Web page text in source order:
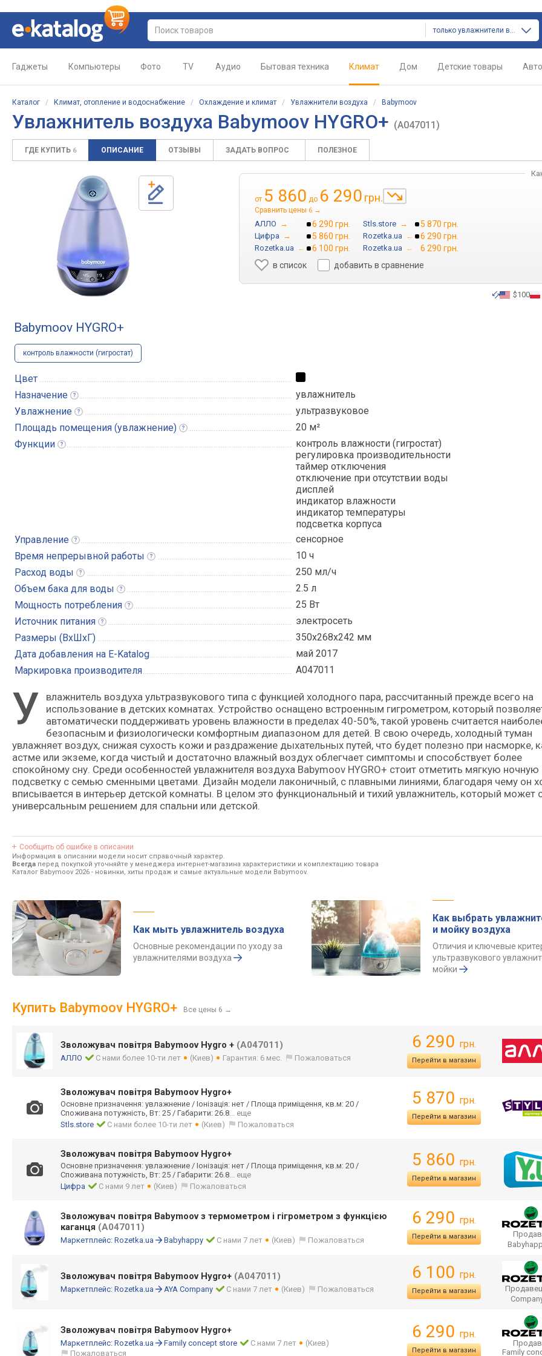
только увлажнители воздуха
Гаджеты Компьютеры Фото TV Аудио Бытовая техника Климат Дом Детские товары Авто
Каталог / Климат, отопление и водоснабжение / Охлаждение и климат / Увлажнители воздуха / Babymoov
Увлажнитель воздуха Babymoov HYGRO+ (A047011)
ГДЕ КУПИТЬ 6 ОПИСАНИЕ ОТЗЫВЫ ЗАДАТЬ ВОПРОС ПОЛЕЗНОЕ
от 5 860 до 6 290 грн.
Сравнить цены 6 →
АЛЛО → 6 290 грн. Stls.store → 5 870 грн.
Цифра → 5 860 грн. Rozetka.ua → 6 290 грн.
Rozetka.ua → 6 100 грн. Rozetka.ua →
6 290 грн.
в список
добавить в сравнение
$100
Babymoov HYGRO+
контроль влажности (гигростат)
Цвет
Назначение
увлажнитель
Увлажнение
ультразвуковое
Площадь помещения (увлажнение)
20 м²
Функции
контроль влажности (гигростат)
регулировка производительности
таймер отключения
отключение при отсутствии воды
дисплей
индикатор влажности
индикатор температуры
подсветка корпуса
Управление
сенсорное
Время непрерывной работы
10 ч
Расход воды
250 мл/ч
Объем бака для воды
2.5 л
Мощность потребления
25 Вт
Источник питания
электросеть
Размеры (ВхШхГ)
350x268x242 мм
Дата добавления на E-Katalog
май 2017
Маркировка производителя
A047011
У
влажнитель воздуха ультразвукового типа с функцией холодного пара, рассчитанный прежде всего на
использование в детских комнатах. Устройство оснащено встроенным гигрометром, который
автоматически поддерживать уровень влажности в пределах 40-50%, такой уровень считается
безопасным и физиологически комфортным диапазоном для детей. В свою очередь, холодный туман
увлажняет воздух, снижая сухость кожи и раздражение дыхательных путей, что будет полезно при насморке,
астме или экземе, когда чистый и достаточно влажный воздух облегчает симптомы и способствует более
спокойному сну. Среди особенностей увлажнителя воздуха Babymoov HYGRO+ стоит отметить мягкую ночную
подсветку с семью сменными цветами. Дизайн модели лаконичный, с плавными линиями, благодаря чему он
вписывается в интерьер детской комнаты. В целом это функциональный и тихий увлажнитель, который может
универсальным решением для спальни или детской.
Сообщить об ошибке в описании
Информация в описании модели носит справочный характер.
Всегда перед покупкой уточняйте у менеджера интернет-магазина характеристики и комплектацию товара
Каталог Babymoov 2026 - новинки, хиты продаж и самые актуальные модели Babymoov.
Как мыть увлажнитель воздуха
Основные рекомендации по уходу за
увлажнителями воздуха
Как выбрать
и мойку воздуха
Отличия и ключевые
ультразвукового
мойки
Купить Babymoov HYGRO+ Все цены 6 →
Зволожувач повітря Babymoov Hygro + (A047011)
АЛЛО С нами более 10-ти лет (Киев) Гарантия: 6 мес. Пожаловаться
6 290 грн.
Перейти в магазин
Зволожувач повітря Babymoov Hygro+
Основне призначення: увлажнение / Іонізація: нет / Площа приміщення, кв.м: 20 /
Споживана потужність, Вт: 25 / Габарити: 26.8... еще
Stls.store
С нами более 10-ти лет (Киев) Пожаловаться
5 870 грн.
Перейти в магазин
Зволожувач повітря Babymoov Hygro+
Основне призначення: увлажнение / Іонізація: нет / Площа приміщення, кв.м: 20 /
Споживана потужність, Вт: 25 / Габарити: 26.8... еще
Цифра
С нами 9 лет (Киев) Пожаловаться
5 860 грн.
Перейти в магазин
Зволожувач повітря Babymoov з термометром і гігрометром з функцією
каганця (A047011)
Маркетплейс: Rozetka.ua Babyhappy С нами 7 лет (Киев) Пожаловаться
6 290 грн.
Перейти в магазин
Зволожувач повітря Babymoov Hygro+ (A047011)
Маркетплейс: Rozetka.ua AYA Company С нами 7 лет (Киев) Пожаловаться
6 100 грн.
Перейти в магазин
Зволожувач повітря Babymoov Hygro+
Маркетплейс: Rozetka.ua Family concept store С нами 7 лет
(Киев)
Пожаловаться
6 290 грн.
Перейти в магазин
Family